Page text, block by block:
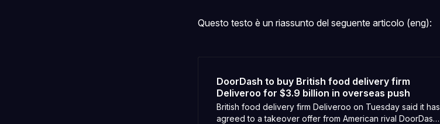
Questo testo è un riassunto del seguente articolo (eng):
DoorDash to buy British food delivery firm
Deliveroo for $3.9 billion in overseas push
British food delivery firm Deliveroo on Tuesday said it has
agreed to a takeover offer from American rival DoorDash